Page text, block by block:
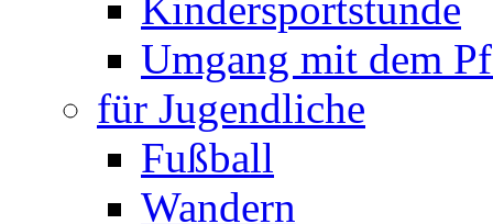
Kindersportstunde
Umgang mit dem
für Jugendliche
Fußball
Wandern